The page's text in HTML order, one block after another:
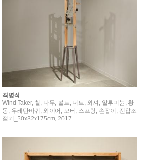
최병석
Wind Taker, 철, 나무, 볼트, 너트, 와셔, 알루미늄, 황
동, 우레탄바퀴, 와이어, 모터, 스프링, 손잡이, 전압조
절기_50x32x175cm, 2017